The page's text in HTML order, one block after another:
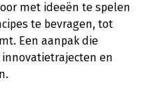
met ideeën te spelen
te bevragen, tot
Een aanpak die
en